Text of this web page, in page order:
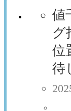
値
グ
位
待